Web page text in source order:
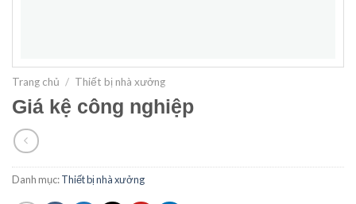
Trang chủ / Thiết bị nhà xưởng
Giá kệ công nghiệp
Danh mục:Thiết bị nhà xưởng